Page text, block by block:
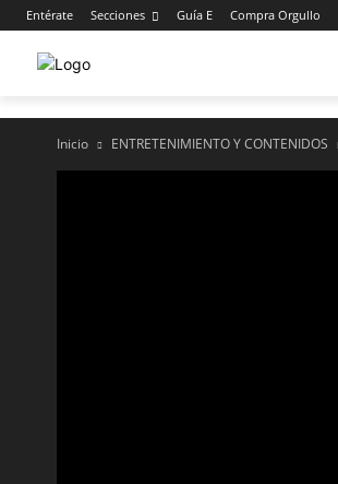
Entérate Secciones Guía E Compra Orgullo
Inicio ENTRETENIMIENTO Y CONTENIDOS